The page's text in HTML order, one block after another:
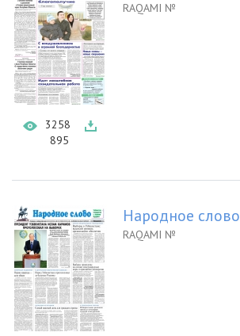
3258
895
RAQAMI №
Народное слово
RAQAMI №